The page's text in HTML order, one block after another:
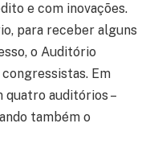
e com inovações.
para receber alguns
o Auditório
Em
quatro auditórios –
também o